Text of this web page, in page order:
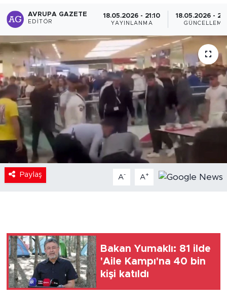
AVRUPA GAZETE
EDITÖR
18.05.2026 - 21:10
YAYINLANMA
18.05.2026 -
GÜNCELLEME
Paylaş A- A+
Bakan Yumaklı: 81 ilde
'Aile Kampı'na 40 bin
kişi katıldı